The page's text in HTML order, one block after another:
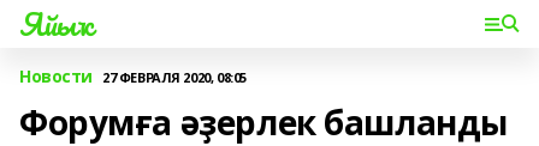
Яйыҡ
Новости 27 ФЕВРАЛЯ 2020, 08:05
Форумға әҙерлек башланды